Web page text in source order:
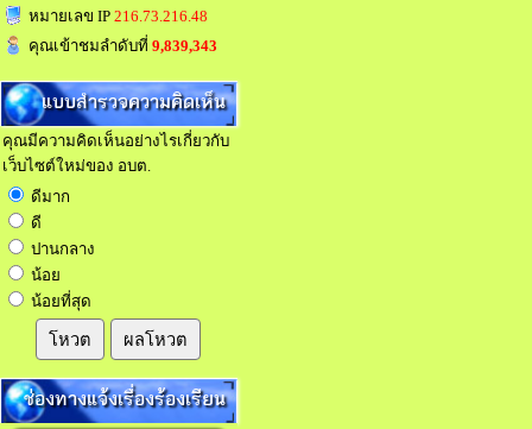
หมายเลข IP 216.73.216.48
คุณเข้าชมลำดับที่ 9,839,343
แบบสำรวจความคิดเห็น
คุณมีความคิดเห็นอย่างไรเกี่ยวกับ
เว็บไซต์ใหม่ของ อบต.
ดีมาก
ดี
ปานกลาง
น้อย
น้อยที่สุด
โหวต ผลโหวต
ช่องทางแจ้งเรื่องร้องเรียน